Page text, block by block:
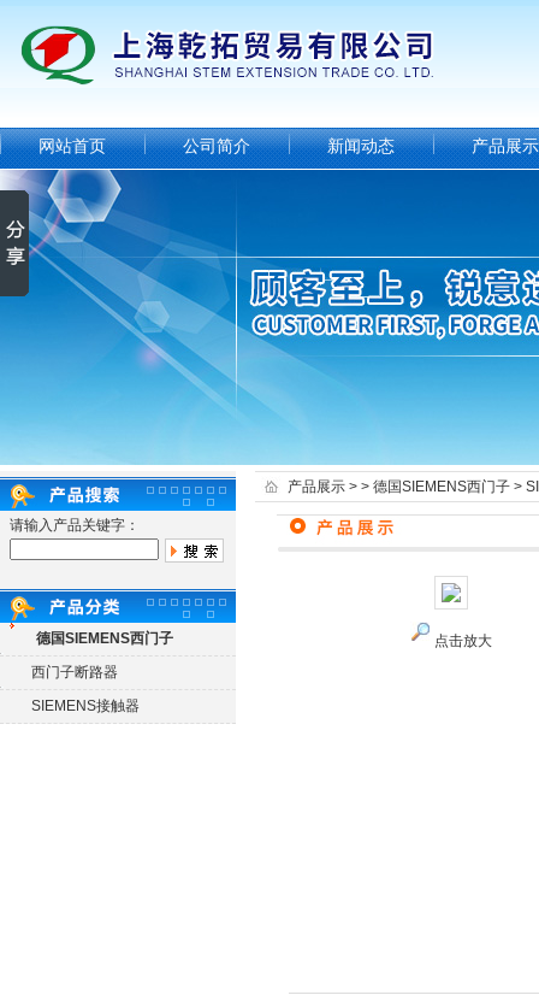
网站首页 公司简介 新闻动态 产品展示
请输入产品关键字：
德国SIEMENS西门子
西门子断路器
SIEMENS接触器
产品展示 > > 德国SIEMENS西门子 >
点击放大